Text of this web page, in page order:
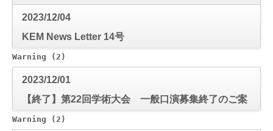
2023/12/04
KEM News Letter 14号
Warning (2)
2023/12/01
【終了】第22回学術大会 一般口演募集終了のご案
内
Warning (2)